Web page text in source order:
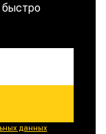
быстро
данных